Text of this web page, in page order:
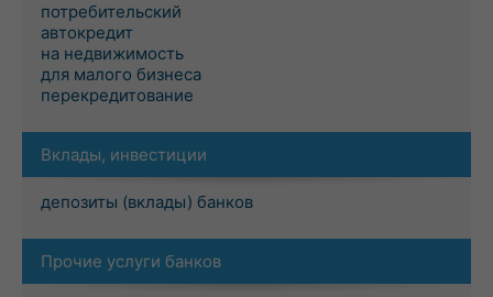
потребительский
автокредит
на недвижимость
для малого бизнеса
перекредитование
Вклады, инвестиции
депозиты (вклады) банков
Прочие услуги банков